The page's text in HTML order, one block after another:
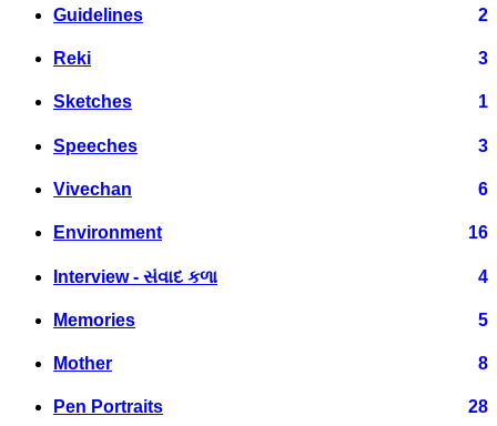
Guidelines 2
Reki 3
Sketches 1
Speeches 3
Vivechan 6
Environment 16
Interview - સંવાદ કળા 4
Memories 5
Mother 8
Pen Portraits 28